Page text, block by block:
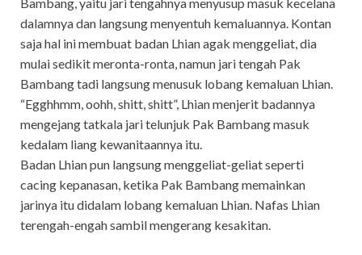
dalamnya dan langsung menyentuh kemaluannya. Kontan
saja hal ini membuat badan Lhian agak menggeliat, dia
mulai sedikit meronta-ronta, namun jari tengah Pak
Bambang tadi langsung menusuk lobang kemaluan Lhian.
“Egghhmm, oohh, shitt, shitt”, Lhian menjerit badannya
mengejang tatkala jari telunjuk Pak Bambang masuk
kedalam liang kewanitaannya itu.
Badan Lhian pun langsung menggeliat-geliat seperti
cacing kepanasan, ketika Pak Bambang memainkan
jarinya itu didalam lobang kemaluan Lhian. Nafas Lhian
terengah-engah sambil mengerang kesakitan.